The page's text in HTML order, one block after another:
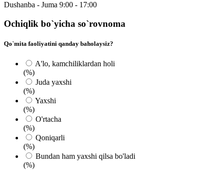
Dushanba - Juma 9:00 - 17:00
Ochiqlik bo`yicha so`rovnoma
Qo`mita faoliyatini qanday baholaysiz?
A'lo, kamchiliklardan holi
(%)
Juda yaxshi
(%)
Yaxshi
(%)
O'rtacha
(%)
Qoniqarli
(%)
Bundan ham yaxshi qilsa bo'ladi
(%)